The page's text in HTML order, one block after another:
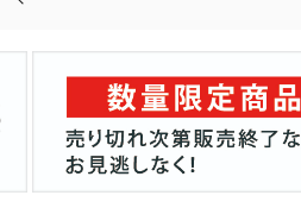
ACCOUNT MENU